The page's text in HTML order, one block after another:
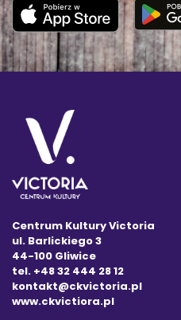
Centrum Kultury Victoria
ul. Barlickiego 3
44-100 Gliwice
tel. +48 32 444 28 12
kontakt@ckvictoria.pl
www.ckvictiora.pl